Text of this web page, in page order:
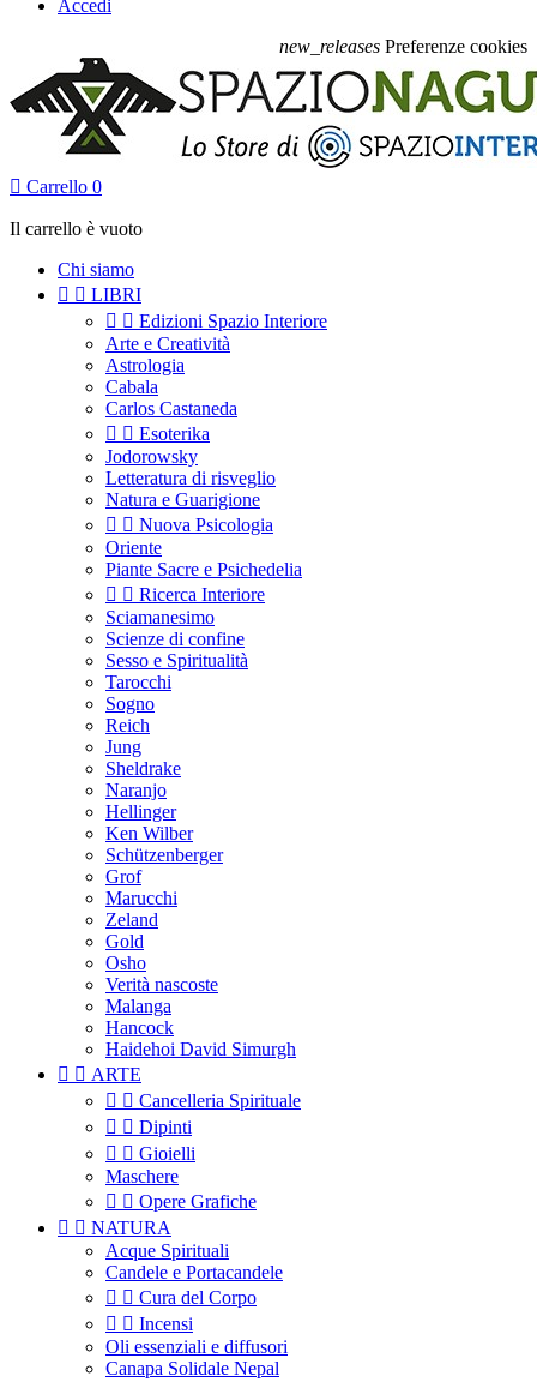
Accedi
new_releases Preferenze cookies
 Carrello 0
Il carrello è vuoto
Chi siamo
  LIBRI
  Edizioni Spazio Interiore
Arte e Creatività
Astrologia
Cabala
Carlos Castaneda
  Esoterika
Jodorowsky
Letteratura di risveglio
Natura e Guarigione
  Nuova Psicologia
Oriente
Piante Sacre e Psichedelia
  Ricerca Interiore
Sciamanesimo
Scienze di confine
Sesso e Spiritualità
Tarocchi
Sogno
Reich
Jung
Sheldrake
Naranjo
Hellinger
Ken Wilber
Schützenberger
Grof
Marucchi
Zeland
Gold
Osho
Verità nascoste
Malanga
Hancock
Haidehoi David Simurgh
  ARTE
  Cancelleria Spirituale
  Dipinti
  Gioielli
Maschere
  Opere Grafiche
  NATURA
Acque Spirituali
Candele e Portacandele
  Cura del Corpo
  Incensi
Oli essenziali e diffusori
Canapa Solidale Nepal